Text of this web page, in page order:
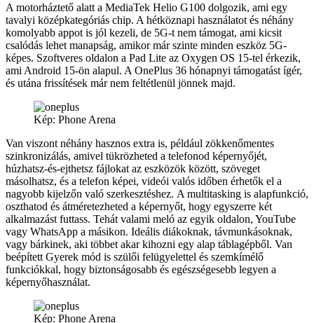
A motorháztető alatt a MediaTek Helio G100 dolgozik, ami egy
tavalyi középkategóriás chip. A hétköznapi használatot és néhány
komolyabb appot is jól kezeli, de 5G-t nem támogat, ami kicsit
csalódás lehet manapság, amikor már szinte minden eszköz 5G-
képes. Szoftveres oldalon a Pad Lite az Oxygen OS 15-tel érkezik,
ami Android 15-ön alapul. A OnePlus 36 hónapnyi támogatást ígér,
és utána frissítések már nem feltétlenül jönnek majd.
Kép: Phone Arena
Van viszont néhány hasznos extra is, például zökkenőmentes
szinkronizálás, amivel tükrözheted a telefonod képernyőjét,
húzhatsz-és-ejthetsz fájlokat az eszközök között, szöveget
másolhatsz, és a telefon képei, videói valós időben érhetők el a
nagyobb kijelzőn való szerkesztéshez. A multitasking is alapfunkció,
oszthatod és átméretezheted a képernyőt, hogy egyszerre két
alkalmazást futtass. Tehát valami meló az egyik oldalon, YouTube
vagy WhatsApp a másikon. Ideális diákoknak, távmunkásoknak,
vagy bárkinek, aki többet akar kihozni egy alap táblagépből. Van
beépített Gyerek mód is szülői felügyelettel és szemkímélő
funkciókkal, hogy biztonságosabb és egészségesebb legyen a
képernyőhasználat.
Kép: Phone Arena